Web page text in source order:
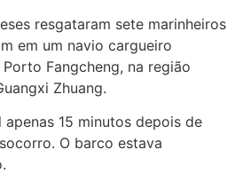
resgataram sete marinheiros
em um navio cargueiro
Fangcheng, na região
Zhuang.
15 minutos depois de
O barco estava